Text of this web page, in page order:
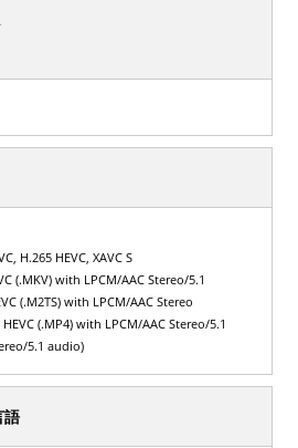
H.265 HEVC, XAVC S
(.MKV) with LPCM/AAC Stereo/5.1
(.M2TS) with LPCM/AAC Stereo
(.MP4) with LPCM/AAC Stereo/5.1
5.1 audio)
語